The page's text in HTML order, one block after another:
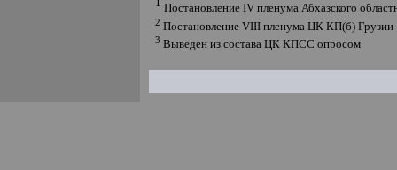
ПостановлениеIV пленума Абхазского
2 ПостановлениеVIII пленума ЦК КП(б) Грузии
3 Выведен из состава ЦК КПСС опросом